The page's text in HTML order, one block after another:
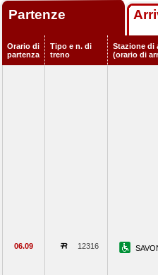
Partenze
Orario di
partenza
Tipo e n. di
treno
Stazione di
(orario di
06.09 12316